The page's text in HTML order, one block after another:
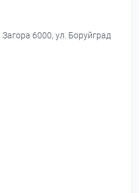
6000, ул. Боруйград